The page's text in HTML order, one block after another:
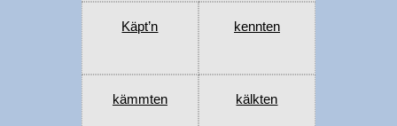
Käpt’n kennten
kämmten kälkten